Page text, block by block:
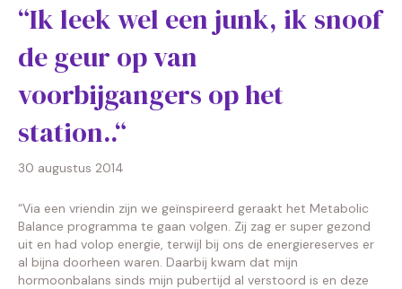
“Ik leek wel een junk, ik snoof
de geur op van
voorbijgangers op het
station..“
30 augustus 2014
“Via een vriendin zijn we geïnspireerd geraakt het Metabolic
Balance programma te gaan volgen. Zij zag er super gezond
uit en had volop energie, terwijl bij ons de energiereserves er
al bijna doorheen waren. Daarbij kwam dat mijn
hormoonbalans sinds mijn pubertijd al verstoord is en deze